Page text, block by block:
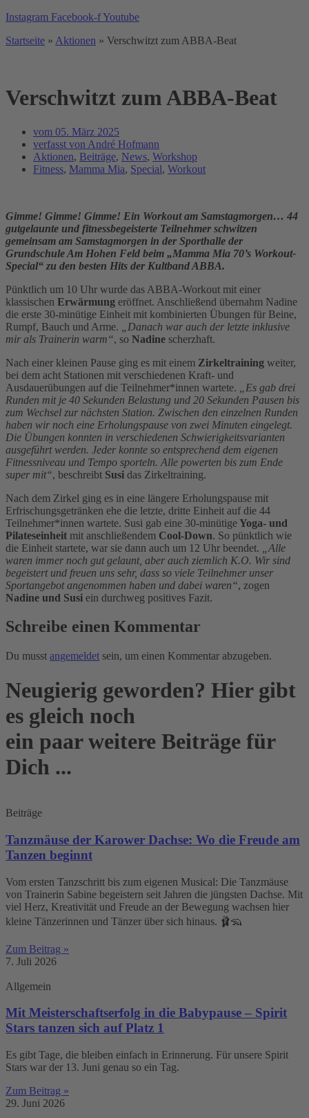
Instagram Facebook-fYoutube
Startseite » Aktionen » Verschwitzt zum ABBA-Beat
Verschwitzt zum ABBA-Beat
vom 05. März 2025
verfasst von André Hofmann
Aktionen, Beiträge, News, Workshop
Fitness, Mamma Mia, Special, Workout
Gimme! Gimme! Gimme! Ein Workout am Samstagmorgen… 44
gutgelaunte und fitnessbegeisterte Teilnehmer schwitzen
gemeinsam am Samstagmorgen in der Sporthalle der
Grundschule Am Hohen Feld beim „Mamma Mia 70’s Workout-
Special“ zu den besten Hits der Kultband ABBA.
Pünktlich um 10 Uhr wurde das ABBA-Workout mit einer
klassischen Erwärmung eröffnet. Anschließend übernahm Nadine
die erste 30-minütige Einheit mit kombinierten Übungen für Beine,
Rumpf, Bauch und Arme.
„Danach war auch der letzte inklusive
mir als Trainerin warm“, so Nadine scherzhaft.
Nach einer kleinen Pause ging es mit einem Zirkeltraining weiter,
bei dem acht Stationen mit verschiedenen Kraft- und
Ausdauerübungen auf die Teilnehmer*innen wartete.
„Es gab drei
Runden mit je 40 Sekunden Belastung und 20 Sekunden Pausen bis
zum Wechsel zur nächsten Station. Zwischen den einzelnen Runden
haben wir noch eine Erholungspause von zwei Minuten eingelegt.
Die Übungen konnten in verschiedenen Schwierigkeitsvarianten
ausgeführt werden. Jeder konnte so entsprechend dem eigenen
Fitnessniveau und Tempo sporteln. Alle powerten bis zum Ende
super mit“, beschreibt Susi das Zirkeltraining.
Nach dem Zirkel ging es in eine längere Erholungspause mit
Erfrischungsgetränken ehe die letzte, dritte Einheit auf die 44
Teilnehmer*innen wartete. Susi gab eine 30-minütigeYoga- und
Pilateseinheit mit anschließendem Cool-Down. So pünktlich wie
die Einheit startete, war sie dann auch um 12 Uhr beendet.
„Alle
waren immer noch gut gelaunt, aber auch ziemlich K.O. Wir sind
begeistert und freuen uns sehr, dass so viele Teilnehmer unser
Sportangebot angenommen haben und dabei waren“, zogen
Nadine und Susi ein durchweg positives Fazit.
Schreibe einen Kommentar
Du musst angemeldet sein, um einen Kommentar abzugeben.
Neugierig geworden? Hier gibt
es gleich noch
ein paar weitere Beiträge für
Dich ...
Beiträge
Tanzmäuse der Karower Dachse: Wo die Freude am
Tanzen beginnt
Vom ersten Tanzschritt bis zum eigenen Musical: Die Tanzmäuse
von Trainerin Sabine begeistern seit Jahren die jüngsten Dachse. Mit
viel Herz, Kreativität und Freude an der Bewegung wachsen hier
kleine Tänzerinnen und Tänzer über sich hinaus. 🩰🦡
Zum Beitrag »
7. Juli 2026
Allgemein
Mit Meisterschaftserfolg in die Babypause – Spirit
Stars tanzen sich auf Platz 1
Es gibt Tage, die bleiben einfach in Erinnerung. Für unsere Spirit
Stars war der 13. Juni genau so ein Tag.
Zum Beitrag »
29. Juni 2026